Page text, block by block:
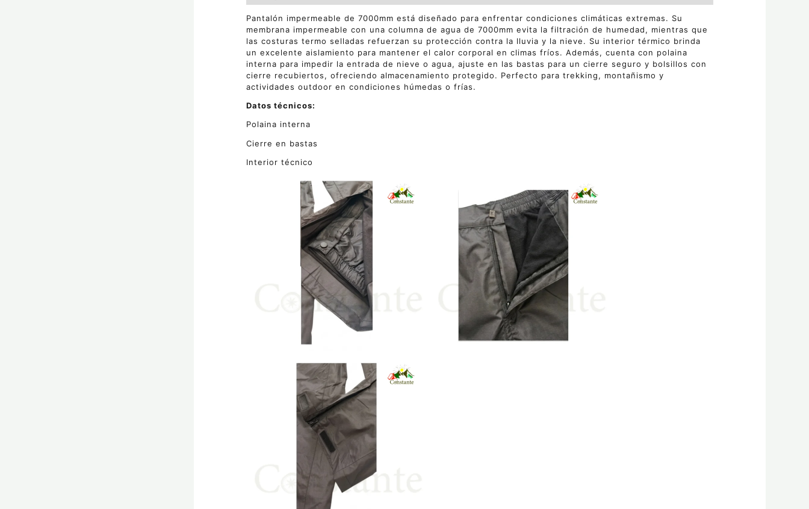
Pantalón impermeable de 7000mm está diseñado para enfrentar condiciones climáticas extremas. Su
membrana impermeable con una columna de agua de 7000mm evita la filtración de humedad, mientras que
las costuras termo selladas refuerzan su protección contra la lluvia y la nieve. Su interior térmico brinda
un excelente aislamiento para mantener el calor corporal en climas fríos. Además, cuenta con polaina
interna para impedir la entrada de nieve o agua, ajuste en las bastas para un cierre seguro y bolsillos con
cierre recubiertos, ofreciendo almacenamiento protegido. Perfecto para trekking, montañismo y
actividades outdoor en condiciones húmedas o frías.
Datos técnicos:
Polaina interna
Cierre en bastas
Interior técnico